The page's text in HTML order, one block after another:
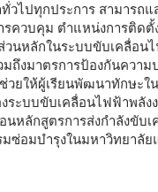
วไปทุกประการ สามารถ
รควบคุม ตำแหน่งการติดตั้
นหลักในระบบขับเคลื่อนไ
มถึงมาตรการป้องกันควา
วยให้ผู้เรียนพัฒนาทักษะใน
ระบบขับเคลื่อนไฟฟ้าพลัง
นหลักสูตรการส่งกำลังขับ
ซ่อมบำรุงในมหาวิทยาลัย